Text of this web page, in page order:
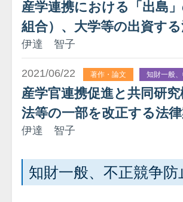
産学連携における「出島
組合）、大学等の出資す
伊達 智子
2021/06/22 著作・論文 知財一般
産学官連携促進と共同研
法等の一部を改正する法
伊達 智子
知財一般、不正競争